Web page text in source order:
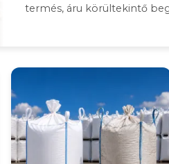
termés, áru körültekintő